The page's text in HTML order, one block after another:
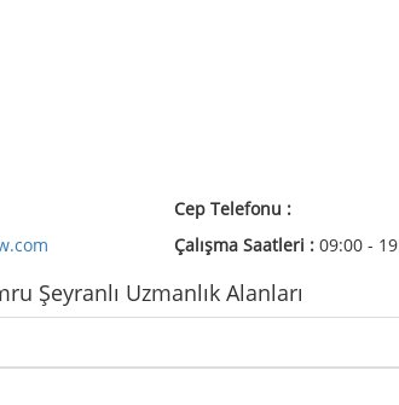
Cep Telefonu :
Çalışma Saatleri :09:00 -
Şeyranlı Uzmanlık Alanları